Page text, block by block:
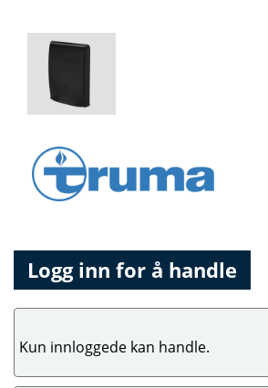
Logg inn for å handle
Kun innloggede kan handle.